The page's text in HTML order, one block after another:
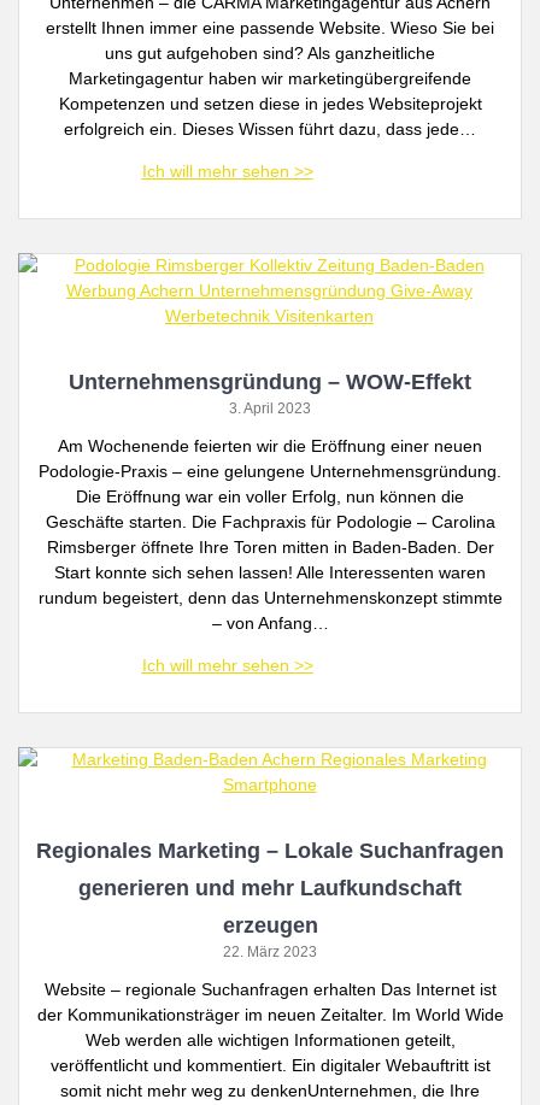
erstellt Ihnen immer eine passende Website. Wieso Sie bei
uns gut aufgehoben sind? Als ganzheitliche
Marketingagentur haben wir marketingübergreifende
Kompetenzen und setzen diese in jedes Websiteprojekt
erfolgreich ein. Dieses Wissen führt dazu, dass jede…
Unternehmensgründung – WOW-Effekt
3. April 2023
Am Wochenende feierten wir die Eröffnung einer neuen
Podologie-Praxis – eine gelungene Unternehmensgründung.
Die Eröffnung war ein voller Erfolg, nun können die
Geschäfte starten. Die Fachpraxis für Podologie – Carolina
Rimsberger öffnete Ihre Toren mitten in Baden-Baden. Der
Start konnte sich sehen lassen! Alle Interessenten waren
rundum begeistert, denn das Unternehmenskonzept stimmte
– von Anfang…
Regionales Marketing – Lokale Suchanfragen
generieren und mehr Laufkundschaft
erzeugen
22. März 2023
Website – regionale Suchanfragen erhalten Das Internet ist
der Kommunikationsträger im neuen Zeitalter. Im World Wide
Web werden alle wichtigen Informationen geteilt,
veröffentlicht und kommentiert. Ein digitaler Webauftritt ist
somit nicht mehr weg zu denkenUnternehmen, die Ihre